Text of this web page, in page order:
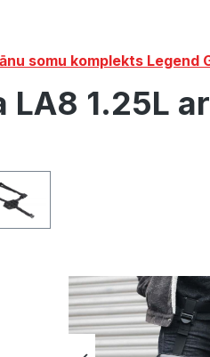
somu komplekts Legend
LA8 1.25L